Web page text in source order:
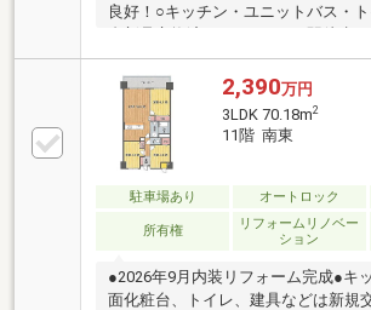
良好！○キッチン・ユニットバス・
台新品交換済！○モノレール駅徒歩
心地へのアクセスも良好です。○企
【当社自慢のワンストップサービス
ッフはリフォーム、ローンに関する
物件購入+リフォーム費用もまとめ
替え先を探しながら、ご自宅の売却
す！・もちろん査定も無料です♪【ラ
合わせた物件探し】・土日祝/18時以
ご内覧も大歓迎・ご自宅等への送迎
社未掲載物件もご案内できます♪
2,390万円
3LDK 70.18m2
11階 南東
駐車場あり オートロック
所有権
リフォームリノベー
ション
●2026年9月内装リフォーム完成●キ
面化粧台、トイレ、建具などは新規